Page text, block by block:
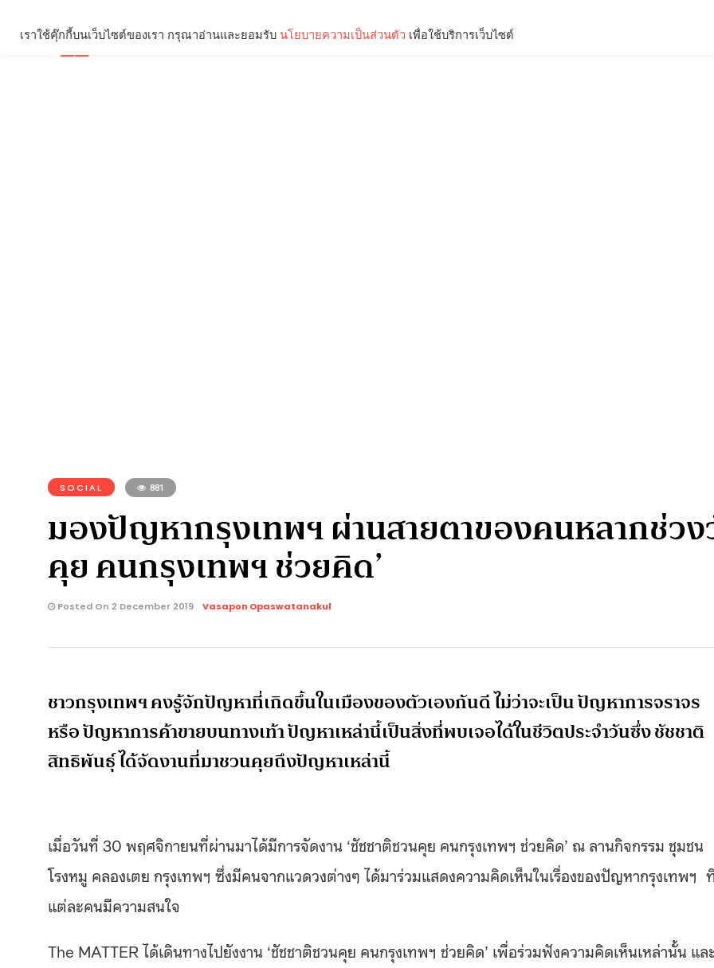
SOCIAL 881
มองปัญหากรุงเทพฯ ผ่านสายตาของคนหลากช่วง
คุย คนกรุงเทพฯ ช่วยคิด’
Posted On 2 December 2019 Vasapon Opaswatanakul
ชาวกรุงเทพฯ คงรู้จักปัญหาที่เกิดขึ้นในเมืองของตัวเองกันดี ไม่ว่าจะเป็น ปัญหาการจราจร
หรือ ปัญหาการค้าขายบนทางเท้า ปัญหาเหล่านี้เป็นสิ่งที่พบเจอได้ในชีวิตประจำวันซึ่ง ชัชชาติ
สิทธิพันธุ์ ได้จัดงานที่มาชวนคุยถึงปัญหาเหล่านี้
เมื่อวันที่ 30 พฤศจิกายนที่ผ่านมาได้มีการจัดงาน ‘ชัชชาติชวนคุย คนกรุงเทพฯ ช่วยคิด’ ณ ลานกิจกรรม ชุมชน
โรงหมู คลองเตย กรุงเทพฯ ซึ่งมีคนจากแวดวงต่างๆ ได้มาร่วมแสดงความคิดเห็นในเรื่องของปัญหากรุงเทพฯ
แต่ละคนมีความสนใจ
The MATTER ได้เดินทางไปยังงาน ‘ชัชชาติชวนคุย คนกรุงเทพฯ ช่วยคิด’ เพื่อร่วมฟังความคิดเห็นเหล่านั้น แล
เราใช้คุ๊กกี้บนเว็บไซต์ของเรา กรุณาอ่านและยอมรับ นโยบายความเป็นส่วนตัว เพื่อใช้บริการเว็บไซต์